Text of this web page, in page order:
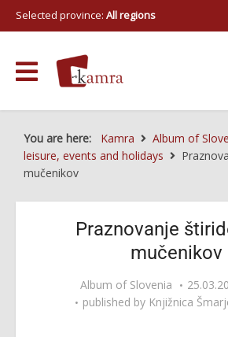
Selected province: All regions
You are here: Kamra Album of
leisure, events and holidays
mučenikov
Praznovanje
mučenikov
Album of Slovenia
published by Knjižnica